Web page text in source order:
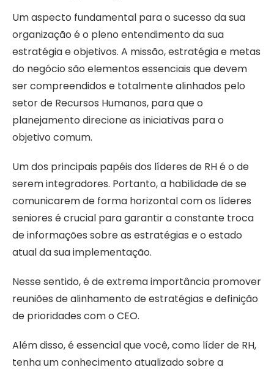
Um aspecto fundamental para o sucesso da sua
organização é o pleno entendimento da sua
estratégia e objetivos. A missão, estratégia e metas
do negócio são elementos essenciais que devem
ser compreendidos e totalmente alinhados pelo
setor de Recursos Humanos, para que o
planejamento direcione as iniciativas para o
objetivo comum.
Um dos principais papéis dos líderes de RH é o de
serem integradores. Portanto, a habilidade de se
comunicarem de forma horizontal com os líderes
seniores é crucial para garantir a constante troca
de informações sobre as estratégias e o estado
atual da sua implementação.
Nesse sentido, é de extrema importância promover
reuniões de alinhamento de estratégias e definição
de prioridades com o CEO.
Além disso, é essencial que você, como líder de RH,
tenha um conhecimento atualizado sobre a